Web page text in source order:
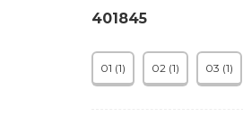
401845
01 (1) 02 (1) 03 (1)